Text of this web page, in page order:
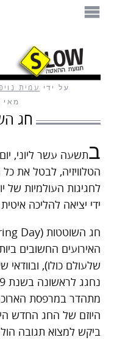
על ידי עמית
מאי 30, 2016
חג
בתשעה עשר ליוני,
הטלוויזיה, לבטל את
לחגיגות העולמיות של
ידי יציאה להליכה
האירועים החשובים
שלעולם כולו),
ביקש למצוא תגובה